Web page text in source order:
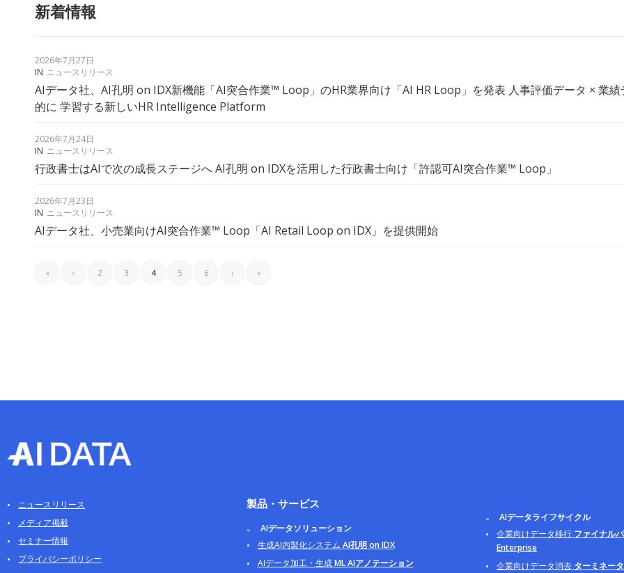
新着情報
2026年7月27日
IN ニュースリリース
AIデータ社、AI孔明 on IDX新機能「AI突合作業™ Loop」のHR業界向け「AI HR Loop」を発表 人事評価データ × 業
的に 学習する新しいHR Intelligence Platform
2026年7月24日
IN ニュースリリース
行政書士はAIで次の成長ステージへ AI孔明 on IDXを活用した行政書士向け「許認可AI突合作業™︎ Loop」
2026年7月23日
IN ニュースリリース
AIデータ社、小売業向けAI突合作業™ Loop「AI Retail Loop on IDX」を提供開始
« ‹ 2 3 4 5 6 › »
ニュースリリース
メディア掲載
セミナー情報
プライバシーポリシー
製品・サービス
AIデータソリューション
生成AI内製化システム AI孔明 on IDX
AIデータ加工・生成ML AIアノテーション
AIデータライフサイクル
企業向けデータ移行 ファイナル
Enterprise
企業向けデータ消去 ターミネー